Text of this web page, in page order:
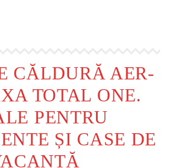
CĂLDURĂ AER-
TOTAL ONE.
PENTRU
ȘI CASE DE